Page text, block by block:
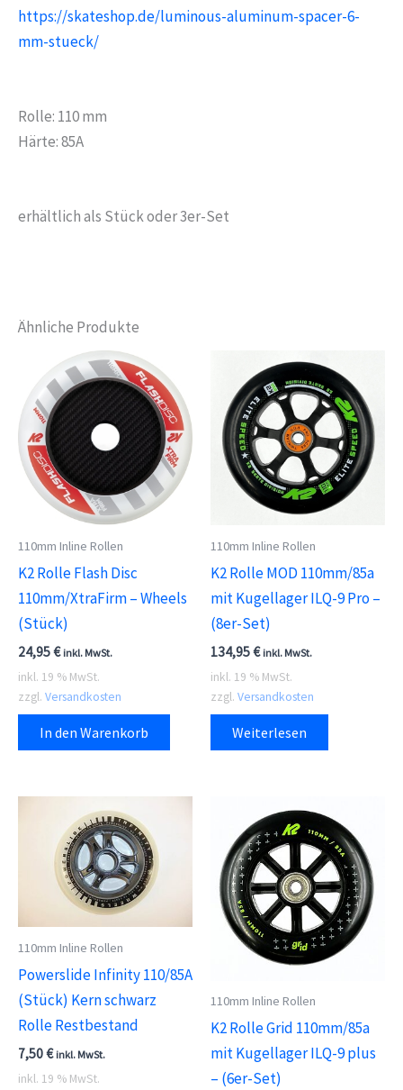
https://skateshop.de/luminous-aluminum-spacer-6-
mm-stueck/
Rolle: 110 mm
Härte: 85A
erhältlich als Stück oder 3er-Set
Ähnliche Produkte
110mm Inline Rollen
K2 Rolle Flash Disc
110mm/XtraFirm – Wheels
(Stück)
24,95€ inkl. MwSt.
inkl. 19 % MwSt.
zzgl. Versandkosten
In den Warenkorb
110mm Inline Rollen
K2 Rolle MOD 110mm/85a
mit Kugellager ILQ-9 Pro –
(8er-Set)
134,95€ inkl. MwSt.
inkl. 19 % MwSt.
zzgl. Versandkosten
Weiterlesen
110mm Inline Rollen
Powerslide Infinity 110/85A
(Stück) Kern schwarz
Rolle Restbestand
7,50€ inkl. MwSt.
inkl. 19 % MwSt.
110mm Inline Rollen
K2 Rolle Grid 110mm/85a
mit Kugellager ILQ-9 plus
– (6er-Set)